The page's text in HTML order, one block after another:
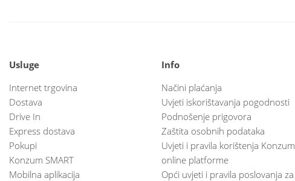
Usluge
Internet trgovina
Dostava
Drive In
Express dostava
Pokupi
Konzum SMART
Mobilna aplikacija
Info
Načini plaćanja
Uvjeti iskorištavanja pogodnosti
Podnošenje prigovora
Zaštita osobnih podataka
Uvjeti i pravila korištenja Konzum
online platforme
Opći uvjeti i pravila poslovanja za